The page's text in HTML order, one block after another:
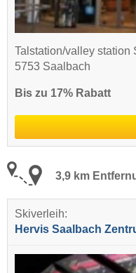
Talstation/valley station
5753 Saalbach
Bis zu 17% Rabatt
3,9 km
Skiverleih:
Hervis Saalbach